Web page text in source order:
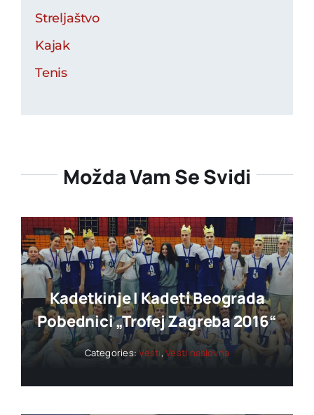
Streljaštvo
Kajak
Tenis
Možda Vam Se Svidi
Kadetkinje I Kadeti Beograda
Pobednici „trofej Zagreba 2016“
Categories:Vesti,Vesti naslovna